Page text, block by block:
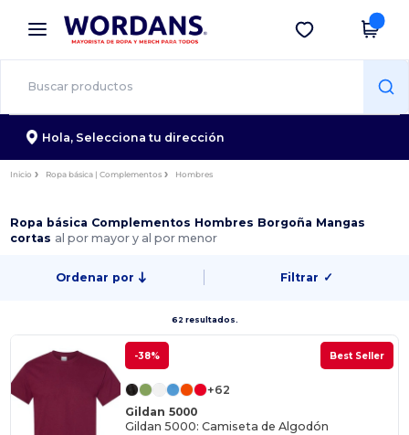
× App de Wordans
¡Mejores precios en app!
Descargar app
Hola, Selecciona tu dirección
Inicio Ropa básica | Complementos Hombres
Ropa básica Complementos Hombres Borgoña Mangas
cortas al por mayor y al por menor
Ordenar por Filtrar ✓
62 resultados.
-38% Best Seller
+62
Gildan 5000
Gildan 5000: Camiseta de Algodón